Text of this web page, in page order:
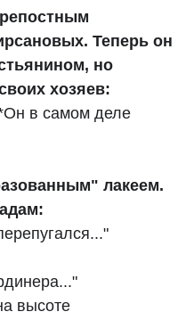
Теперь он
но
хозяев:
в самом деле
лакеем.
высоте